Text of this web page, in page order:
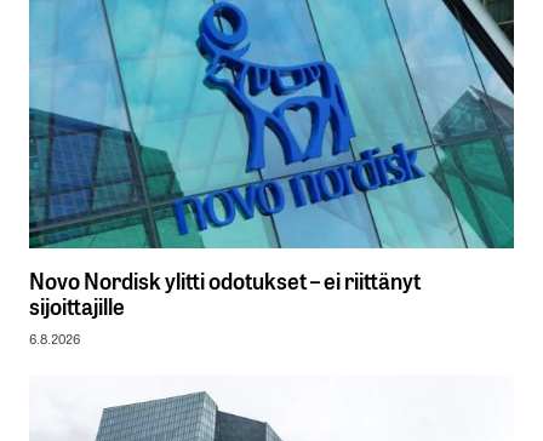
Novo Nordisk ylitti odotukset – ei riittänyt
sijoittajille
6.8.2026